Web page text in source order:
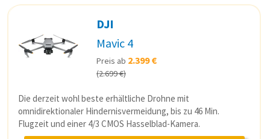
DJI
Mavic 4
Preis ab 2.399 €
(2.699 €)
Die derzeit wohl beste erhältliche Drohne mit
omnidirektionaler Hindernisvermeidung, bis zu 46 Min.
Flugzeit und einer 4/3 CMOS Hasselblad-Kamera.